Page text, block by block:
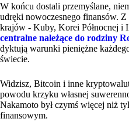
W końcu dostali przemyślane,
udręki nowoczesnego finansów.
krajów - Kuby, Korei Północnej i
centralne należące do rodziny
dyktują warunki pieniężne
świecie.
Widzisz, Bitcoin i inne
powodu krzyku własnej
Nakamoto był czymś więcej niż
finansowym.